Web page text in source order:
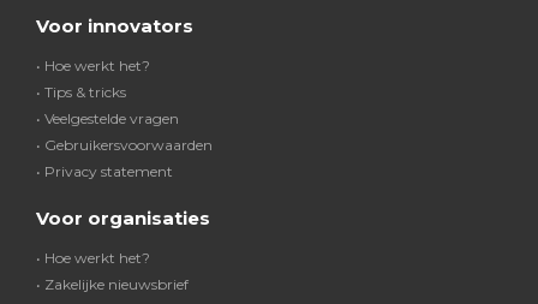
Voor innovators
• Hoe werkt het?
• Tips & tricks
• Veelgestelde vragen
• Gebruikersvoorwaarden
• Privacy statement
Voor organisaties
• Hoe werkt het?
• Zakelijke nieuwsbrief